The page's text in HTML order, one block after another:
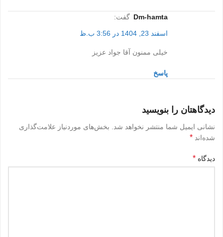
dm-hamta گفت:
اسفند 23, 1404 در 3:56 ب.ظ
خیلی ممنون آقا جواد عزیز
پاسخ
دیدگاهتان را بنویسید
نشانی ایمیل شما منتشر نخواهد شد.
بخش‌های موردنیاز علامت‌گذاری
شده‌اند *
دیدگاه *